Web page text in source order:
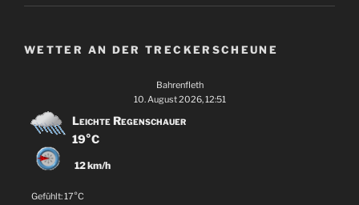
WETTER AN DER TRECKERSCHEUNE
Bahrenfleth
10. August 2026, 12:51
Leichte Regenschauer
19°C
12 km/h
Gefühlt: 17°C